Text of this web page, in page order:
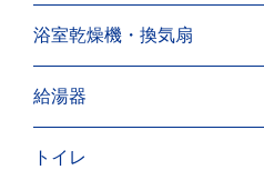
浴室乾燥機・換気扇
給湯器
トイレ